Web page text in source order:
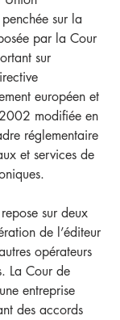
sur la
par la Cour
sur
européen et
modifiée en
réglementaire
et services de
sur deux
de l’éditeur
opérateurs
La Cour de
entreprise
des accords